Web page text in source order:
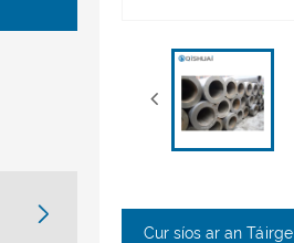

Cur síos ar an Táirge